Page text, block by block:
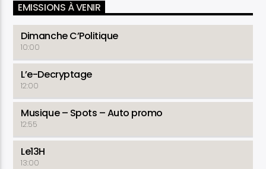
EMISSIONS À VENIR
Dimanche C’Politique
10:00
L’e-Decryptage
12:00
Musique – Spots – Auto promo
12:55
Le13H
13:00